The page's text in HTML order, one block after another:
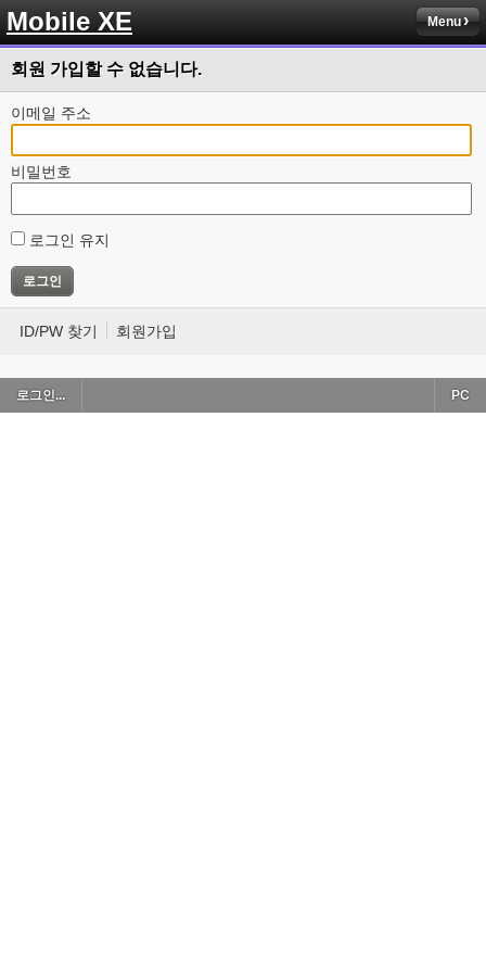
Mobile XE Menu
회원 가입할 수 없습니다.
이메일 주소
비밀번호
로그인 유지
ID/PW 찾기 회원가입
로그인... PC